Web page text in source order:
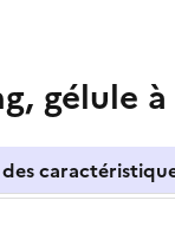
gélule
des